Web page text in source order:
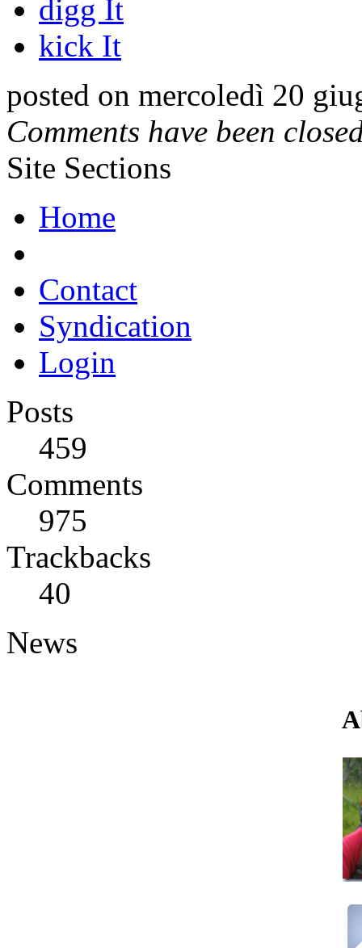
digg It
kick It
posted on mercoledì 20
Comments have been
Site Sections
Home
Contact
Syndication
Login
Posts
459
Comments
975
Trackbacks
40
News